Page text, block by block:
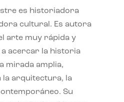
es historiadora
cultural. Es autora
arte muy rápida y
acercar la historia
mirada amplia,
la arquitectura, la
Su